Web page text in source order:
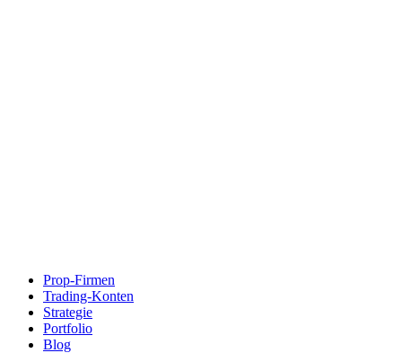
Prop-Firmen
Trading-Konten
Strategie
Portfolio
Blog